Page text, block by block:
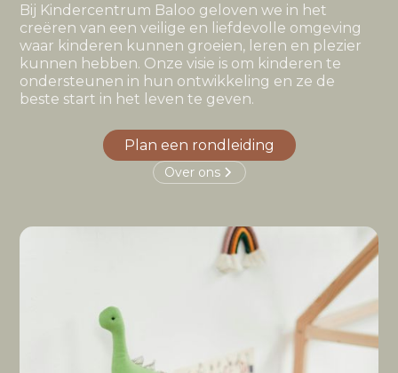
Bij Kindercentrum Baloo geloven we in het
creëren van een veilige en liefdevolle omgeving
waar kinderen kunnen groeien, leren en plezier
kunnen hebben. Onze visie is om kinderen te
ondersteunen in hun ontwikkeling en ze de
beste start in het leven te geven.
Plan een rondleiding
Over ons